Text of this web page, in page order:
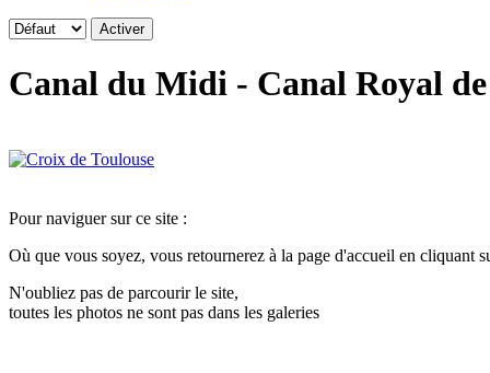
Canal du Midi - Canal Royal
Pour naviguer sur ce site :
Où que vous soyez, vous retournerez à la page d'accueil en cliquant
N'oubliez pas de parcourir le site,
toutes les photos ne sont pas dans les galeries